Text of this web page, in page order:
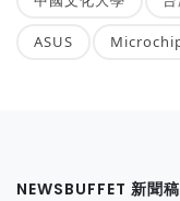
ASUS
NEWSBUFFET 新聞